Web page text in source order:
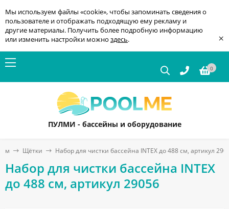
Мы используем файлы «cookie», чтобы запоминать сведения о
пользователе и отображать подходящую ему рекламу и
другие материалы. Получить более подробную информацию
или изменить настройки можно здесь. ×
0
ПУЛМИ - бассейны и оборудование
Щётки Набор для чистки бассейна INTEX до 488 см, артикул
Набор для чистки бассейна INTEX
до 488 см, артикул 29056